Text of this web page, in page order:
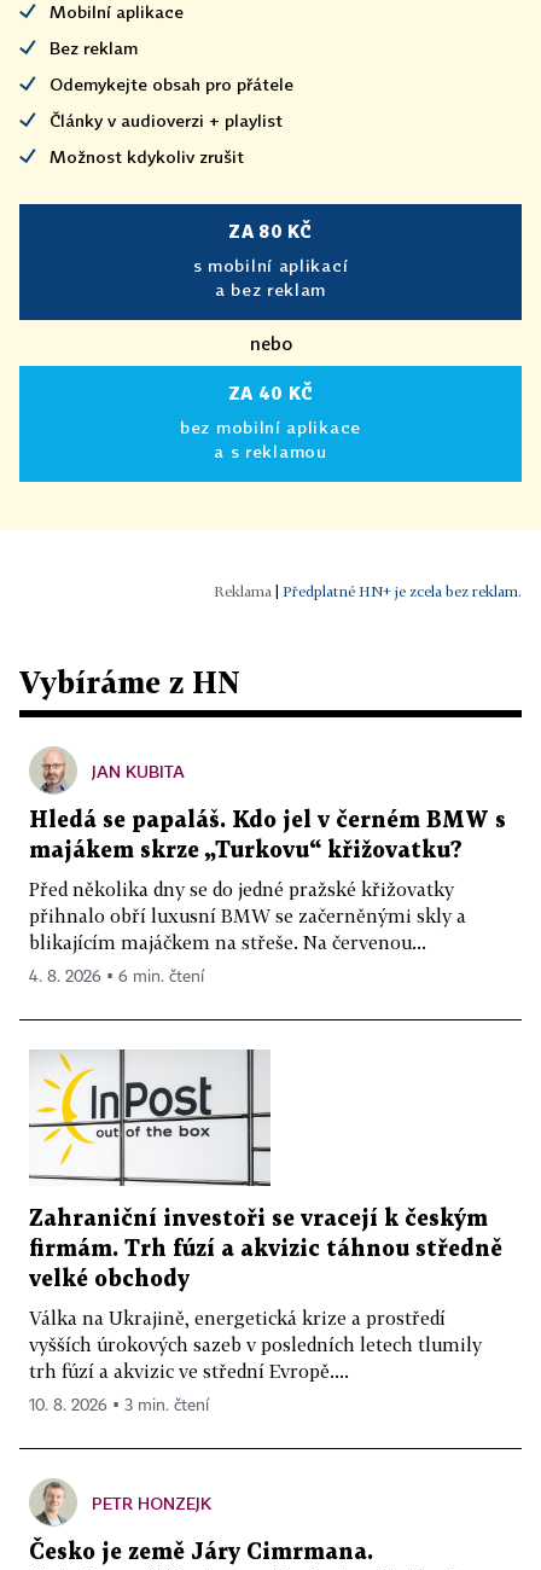
Mobilní aplikace
Bez reklam
Odemykejte obsah pro přátele
Články v audioverzi + playlist
Možnost kdykoliv zrušit
ZA 80 KČ
s mobilní aplikací
a bez reklam
nebo
ZA 40 KČ
bez mobilní aplikace
a s reklamou
Předplatné HN+ je zcela bez reklam.
Vybíráme z HN
JAN KUBITA
Hledá se papaláš. Kdo jel v černém BMW s
majákem skrze „Turkovu“ křižovatku?
Před několika dny se do jedné pražské křižovatky
přihnalo obří luxusní BMW se začerněnými skly a
blikajícím majáčkem na střeše. Na červenou...
4. 8. 2026 ▪ 6 min. čtení
Zahraniční investoři se vracejí k českým
firmám. Trh fúzí a akvizic táhnou středně
velké obchody
Válka na Ukrajině, energetická krize a prostředí
vyšších úrokových sazeb v posledních letech tlumily
trh fúzí a akvizic ve střední Evropě....
10. 8. 2026 ▪ 3 min. čtení
PETR HONZEJK
Česko je země Járy Cimrmana.